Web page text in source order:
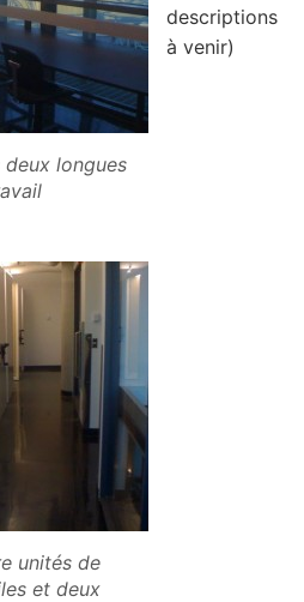
deux longues
unités de
et deux
descriptions
à venir)